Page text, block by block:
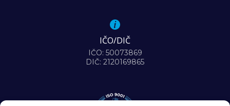
IČO/DIČ
IČO: 50073869
DIČ: 2120169865